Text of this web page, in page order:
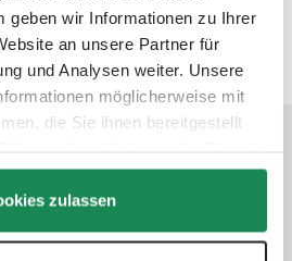
geben wir Informationen zu Ihrer
an unsere Partner für
und Analysen weiter. Unsere
möglicherweise mit
die Sie ihnen bereitgestellt
zulassen
QR Code scannen
x 11,0 cm (L x B x H)